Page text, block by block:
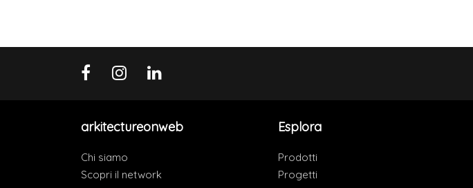
arkitectureonweb
Chi siamo
Scopri il network
Esplora
Prodotti
Progetti